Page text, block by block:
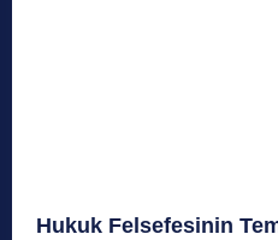
Hukuk Felsefesinin